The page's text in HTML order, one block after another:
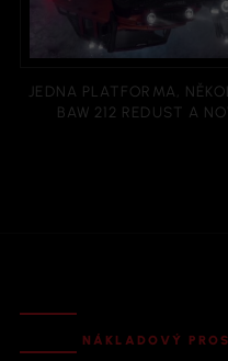
JEDNA PLATFORMA,
BAW 212 REDUST A
NÁKLADOVÝ